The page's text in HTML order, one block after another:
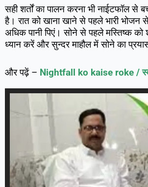
सही शर्तों का पालन करना भी नाईटफॉल से
है। रात को खाना खाने से पहले भारी
अधिक पानी पिएं। सोने से पहले मस्तिष्क
ध्यान करें और सुन्दर माहौल में सोने का
और पढ़ें – Nightfall ko kaise roke /